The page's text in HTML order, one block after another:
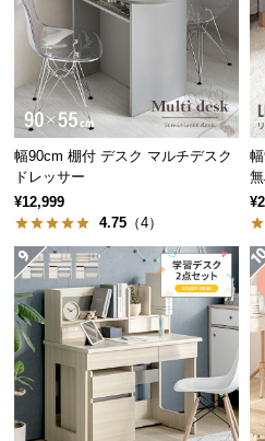
い
て
保
証
に
つ
い
て
会
員
規
横揺れを防ぐフレーム構造
横にもしっかりと骨組みが
強いフレーム構造となり、
す。
幅90cm 棚付 デスク マルチデスク
ドレッサー
¥12,999
4.75 （4）